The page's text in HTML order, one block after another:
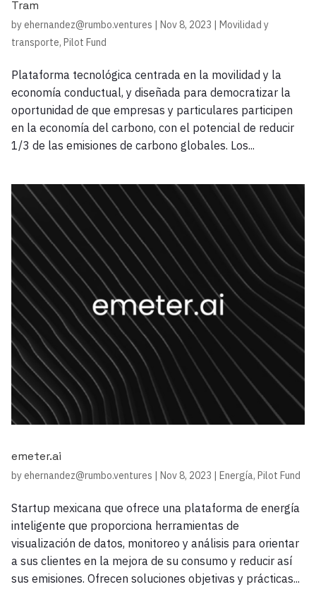
Tram
by ehernandez@rumbo.ventures Nov 8, 2023
Movilidad y
transporte, Pilot Fund
Plataforma tecnológica centrada en la movilidad y la
economía conductual, y diseñada para democratizar la
oportunidad de que empresas y particulares participen
en la economía del carbono, con el potencial de reducir
1/3 de las emisiones de carbono globales. Los...
emeter.ai
by ehernandez@rumbo.ventures | Nov 8, 2023 | Energía, Pilot Fund
Startup mexicana que ofrece una plataforma de energía
inteligente que proporciona herramientas de
visualización de datos, monitoreo y análisis para orientar
a sus clientes en la mejora de su consumo y reducir así
sus emisiones. Ofrecen soluciones objetivas y prácticas...